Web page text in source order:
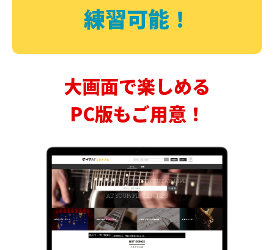
練習可能！
大画面で楽しめる
PC版もご用意！